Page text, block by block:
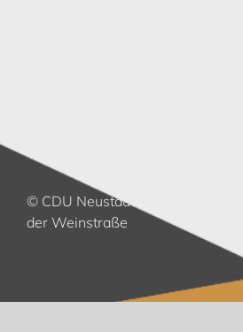
© CDU Neustadt an
der Weinstraße